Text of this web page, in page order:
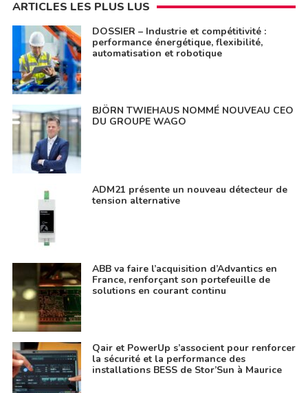
ARTICLES LES PLUS LUS
DOSSIER – Industrie et compétitivité :
performance énergétique, flexibilité,
automatisation et robotique
BJÖRN TWIEHAUS NOMMÉ NOUVEAU CEO
DU GROUPE WAGO
ADM21 présente un nouveau détecteur de
tension alternative
ABB va faire l’acquisition d’Advantics en
France, renforçant son portefeuille de
solutions en courant continu
Qair et PowerUp s’associent pour renforcer
la sécurité et la performance des
installations BESS de Stor’Sun à Maurice